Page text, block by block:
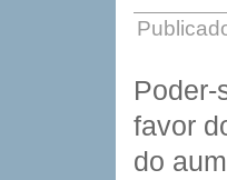
favor
do